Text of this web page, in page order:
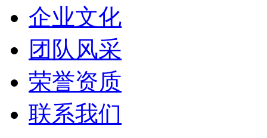
企业文化
团队风采
荣誉资质
联系我们